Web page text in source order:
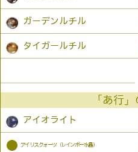
ガーデンルチル
タイガールチル
「あ行
アイオライト
● アイリスクォーツ（レインボー水晶）